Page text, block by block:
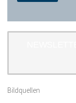
Bildquellen